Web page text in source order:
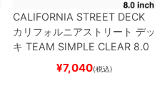
CALIFORNIA STREET DECK
カリフォルニアストリート デッ
キ TEAM SIMPLE CLEAR 8.0
ブランク（DSM）
ード スケボー
¥7,040(税込)